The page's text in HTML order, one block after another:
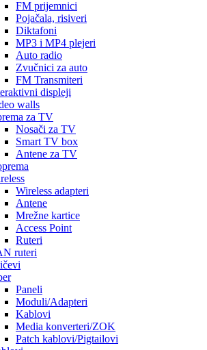
FM prijemnici
Pojačala, risiveri
Diktafoni
MP3 i MP4 plejeri
Auto radio
Zvučnici za auto
FM Transmiteri
displeji
walls
za TV
Nosači za TV
Smart TV box
Antene za TV
Wireless adapteri
Antene
Mrežne kartice
Access Point
Ruteri
ruteri
Paneli
Moduli/Adapteri
Kablovi
Media konverteri/ZOK
Patch kablovi/Pigtailovi